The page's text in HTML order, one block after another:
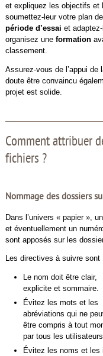
et expliquez les objectifs et
soumettez-leur votre plan
période d’essai et
organisez une formation
classement.
Assurez-vous de l’appui de
doute être convaincu
projet est solide.
Comment attribuer
fichiers ?
Nommage des dossiers
Dans l’univers « papier »,
et éventuellement un
sont apposés sur les
Les directives à suivre sont
Le nom doit être clair,
explicite et sommaire.
Évitez les mots et les
abréviations qui ne
être compris à tout
par tous les
Évitez les noms et les